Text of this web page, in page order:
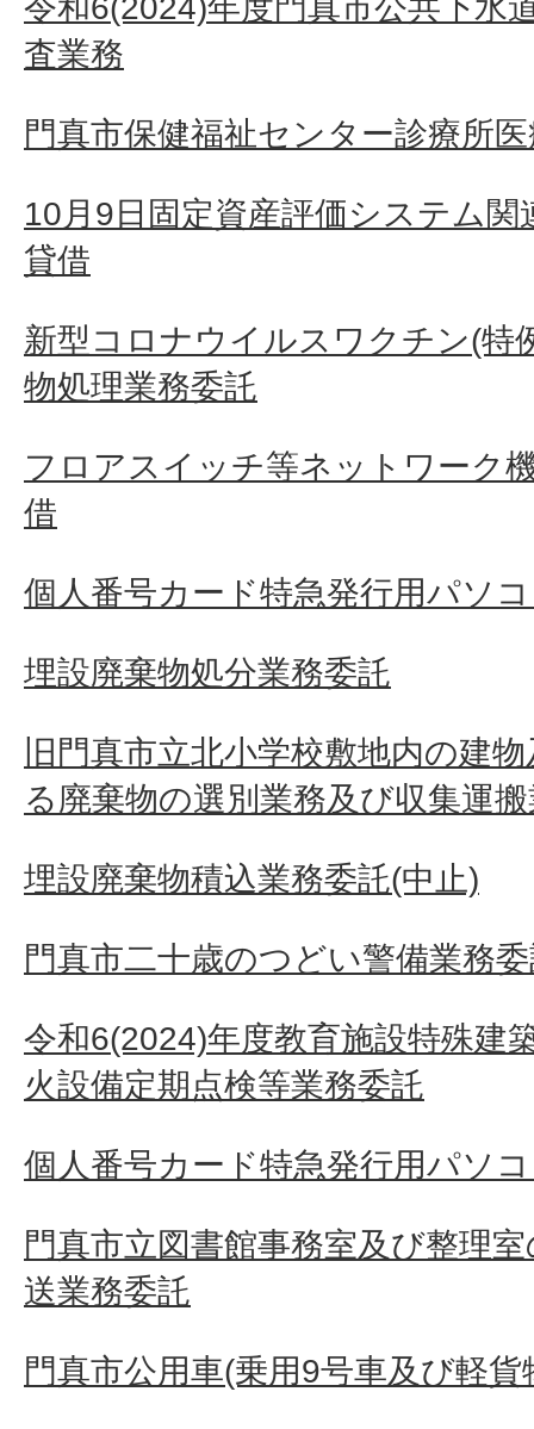
令和6(2024)年度門真市公共下水
査業務
門真市保健福祉センター診療所
10月9日固定資産評価システム
貸借
新型コロナウイルスワクチン(特
物処理業務委託
フロアスイッチ等ネットワーク
借
個人番号カード特急発行用パソ
埋設廃棄物処分業務委託
旧門真市立北小学校敷地内の建
る廃棄物の選別業務及び収集運
埋設廃棄物積込業務委託(中止)
門真市二十歳のつどい警備業務
令和6(2024)年度教育施設特殊建
火設備定期点検等業務委託
個人番号カード特急発行用パソ
門真市立図書館事務室及び整理
送業務委託
門真市公用車(乗用9号車及び軽